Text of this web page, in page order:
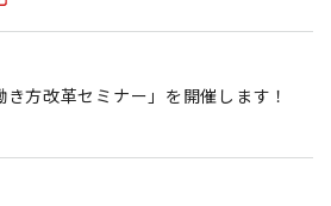
方改革セミナー」を開催します！